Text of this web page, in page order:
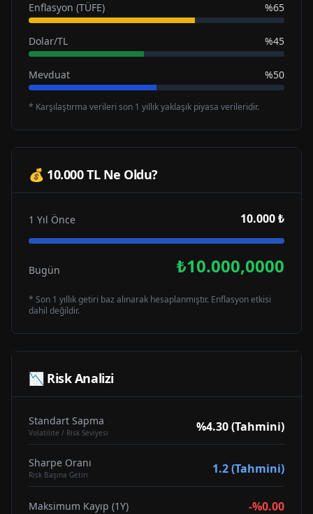
Enflasyon (TÜFE) %65
Dolar/TL %45
Mevduat %50
* Karşılaştırma verileri son 1 yıllık yaklaşık piyasa verileridir.
💰 10.000 TL Ne Oldu?
1 Yıl Önce 10.000 ₺
Bugün ₺10.000,0000
* Son 1 yıllık getiri baz alınarak hesaplanmıştır. Enflasyon etkisi
dahil değildir.
📉 Risk Analizi
Standart Sapma
Volatilite / Risk Seviyesi %4.30 (Tahmini)
Sharpe Oranı
Risk Başına Getiri 1.2 (Tahmini)
Maksimum Kayıp (1Y) -%0.00